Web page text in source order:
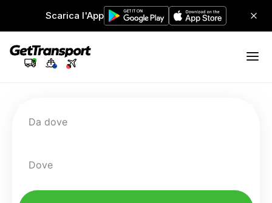
Scarica l'App
Da dove
Dove